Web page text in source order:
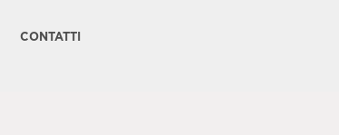
CONTATTI